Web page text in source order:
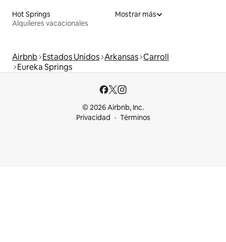
Hot Springs
Alquileres vacacionales
Mostrar más
Airbnb Estados Unidos Arkansas Carroll
Eureka Springs
© 2026 Airbnb, Inc.
Privacidad
Términos